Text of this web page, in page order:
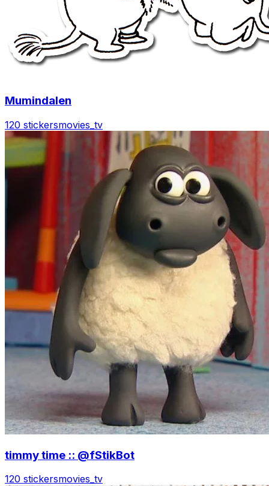
Mumindalen
120 stickersmovies_tv
timmy time :: @fStikBot
120 stickersmovies_tv